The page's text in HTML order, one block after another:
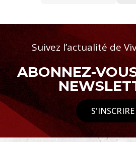
Suivez l’actualité de
ABONNEZ-
S'INSCRIRE